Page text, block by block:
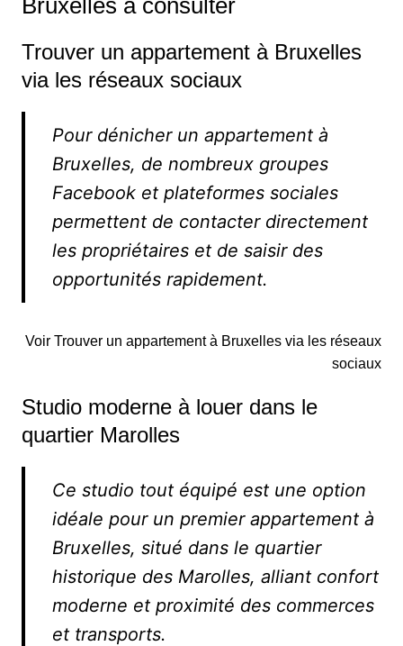
Bruxelles à consulter
Trouver un appartement à Bruxelles
via les réseaux sociaux
Pour dénicher un appartement à
Bruxelles, de nombreux groupes
Facebook et plateformes sociales
permettent de contacter directement
les propriétaires et de saisir des
opportunités rapidement.
Voir Trouver un appartement à Bruxelles via les réseaux
sociaux
Studio moderne à louer dans le
quartier Marolles
Ce studio tout équipé est une option
idéale pour un premier appartement à
Bruxelles, situé dans le quartier
historique des Marolles, alliant confort
moderne et proximité des commerces
et transports.